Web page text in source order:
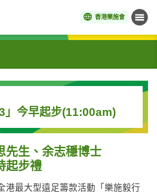
香港樂施會 目錄
」今早起步(11:00am)
先生、余志穩博士
起步禮
港最大型遠足籌款活動「樂施毅行